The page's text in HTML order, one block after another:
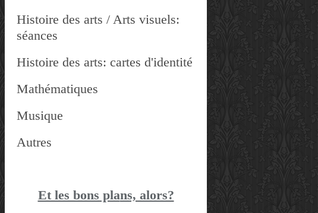
Histoire des arts / Arts visuels:
séances
Histoire des arts: cartes d'identité
Mathématiques
Musique
Autres
Et les bons plans, alors?